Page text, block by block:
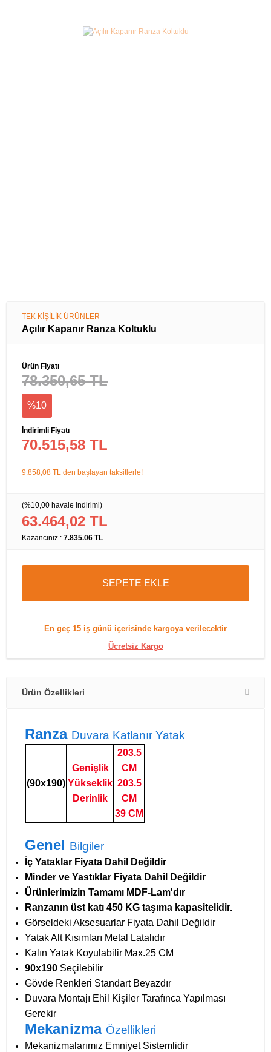
TEK KİŞİLİK ÜRÜNLER
Açılır Kapanır Ranza Koltuklu
Ürün Fiyatı
78.350,65 TL
%10
İndirimli Fiyatı
70.515,58 TL
9.858,08 TL den başlayan taksitlerle!
(%10,00 havale indirimi)
63.464,02 TL
Kazancınız : 7.835.06 TL
SEPETE EKLE
En geç 15 iş günü içerisinde kargoya verilecektir
Ücretsiz Kargo
Ürün Özellikleri
Ranza Duvara Katlanır Yatak
(90x190)
Genişlik
Yükseklik
Derinlik
203.5
CM
203.5
CM
39 CM
Genel Bilgiler
İç Yataklar Fiyata Dahil Değildir
Minder ve Yastıklar Fiyata Dahil Değildir
Ürünlerimizin Tamamı MDF-Lam'dır
Ranzanın üst katı 450 KG taşıma kapasitelidir.
Görseldeki Aksesuarlar Fiyata Dahil Değildir
Yatak Alt Kısımları Metal Latalıdır
Kalın Yatak Koyulabilir Max.25 CM
90x190 Seçilebilir
Gövde Renkleri Standart Beyazdır
Duvara Montajı Ehil Kişiler Tarafınca Yapılması
Gerekir
Mekanizma Özellikleri
Mekanizmalarımız Emniyet Sistemlidir